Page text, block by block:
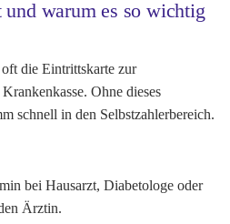
und warum es so wichtig
die Eintrittskarte zur
Ohne dieses
schnell in den Selbstzahlerbereich.
bei Hausarzt, Diabetologe oder
Ärztin.